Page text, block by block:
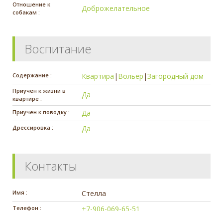
Отношение к
собакам :
Доброжелательное
Воспитание
Содержание : Квартира | Вольер |Загородный дом
Приучен к жизни в
квартире :
Да
Приучен к поводку : Да
Дрессировка : Да
Контакты
Имя : Стелла
Телефон : +7-906-069-65-51